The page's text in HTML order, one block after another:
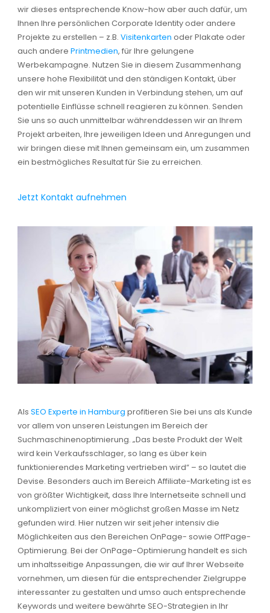
wir dieses entsprechende Know-how aber auch dafür, um
Ihnen Ihre persönlichen Corporate Identity oder andere
Projekte zu erstellen – z.B. Visitenkarten oder Plakate oder
auch andere Printmedien, für Ihre gelungene
Werbekampagne. Nutzen Sie in diesem Zusammenhang
unsere hohe Flexibilität und den ständigen Kontakt, über
den wir mit unseren Kunden in Verbindung stehen, um auf
potentielle Einflüsse schnell reagieren zu können. Senden
Sie uns so auch unmittelbar währenddessen wir an Ihrem
Projekt arbeiten, Ihre jeweiligen Ideen und Anregungen und
wir bringen diese mit Ihnen gemeinsam ein, um zusammen
ein bestmögliches Resultat für Sie zu erreichen.
Jetzt Kontakt aufnehmen
Als SEO Experte in Hamburg profitieren Sie bei uns als Kunde
vor allem von unseren Leistungen im Bereich der
Suchmaschinenoptimierung. „Das beste Produkt der Welt
wird kein Verkaufsschlager, so lang es über kein
funktionierendes Marketing vertrieben wird“ – so lautet die
Devise. Besonders auch im Bereich Affiliate-Marketing ist es
von größter Wichtigkeit, dass Ihre Internetseite schnell und
unkompliziert von einer möglichst großen Masse im Netz
gefunden wird. Hier nutzen wir seit jeher intensiv die
Möglichkeiten aus den Bereichen OnPage- sowie OffPage-
Optimierung. Bei der OnPage-Optimierung handelt es sich
um inhaltsseitige Anpassungen, die wir auf Ihrer Webseite
vornehmen, um diesen für die entsprechender Zielgruppe
interessanter zu gestalten und umso auch entsprechende
Keywords und weitere bewährte SEO-Strategien in Ihr